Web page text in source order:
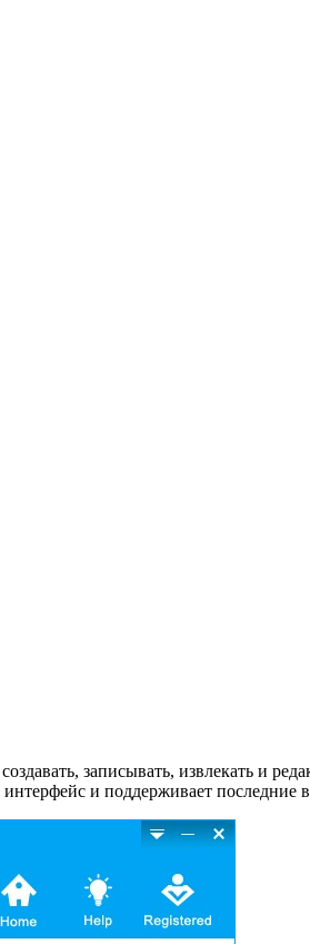
записывать, извлекать и
и поддерживает последние